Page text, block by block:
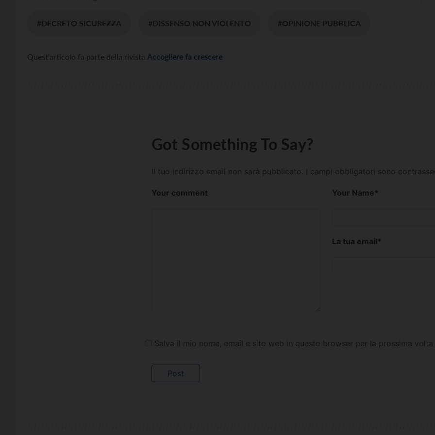
#DECRETO SICUREZZA #DISSENSO NON VIOLENTO #OPINIONE PUBBLICA
Quest'articolo fa parte della rivista Accogliere fa crescere
Got Something To Say?
Il tuo indirizzo email non sarà pubblicato. I campi obbligatori sono
Your comment Your Name*
La tua email*
Salva il mio nome, email e sito web in questo browser per la prossima